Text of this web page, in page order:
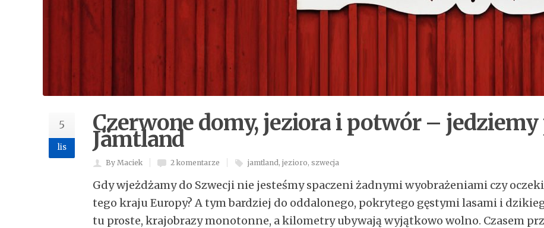
5
lis
Czerwone domy, jeziora i potwór –
Jämtland
By Maciek 2 komentarze jamtland, jezioro, szwecja
Gdy wjeżdżamy do Szwecji nie jesteśmy spaczeni żadnymi wyobrażeniami czy
tego kraju Europy? A tym bardziej do oddalonego, pokrytego gęstymi lasami i
tu proste, krajobrazy monotonne, a kilometry ubywają wyjątkowo wolno. Czasem